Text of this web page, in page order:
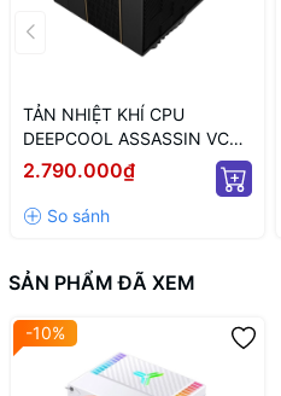
TẢN NHIỆT KHÍ CPU
DEEPCOOL ASSASSIN VC
ELITE (MÀU ĐEN)
2.790.000₫
SẢN PHẨM ĐÃ XEM
-10%